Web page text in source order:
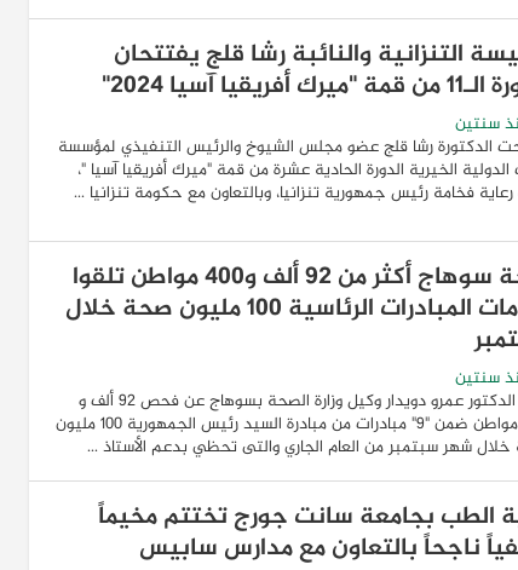
التنزانية والنائبة رشا قلج يفتتحان
"ميرك أفريقيا آسيا 2024"
سنتين
الدكتورة رشا قلج عضو مجلس الشيوخ والرئيس التنفيذي لمؤسسة
الخيرية الدورة الحادية عشرة من قمة "ميرك أفريقيا آسيا "،
فخامة رئيس جمهورية تنزانيا، وبالتعاون مع حكومة تنزانيا ...
صحة سوهاج أكثر من 92 ألف و400 مواطن تلقوا
خدمات المبادرات الرئاسية 100 مليون صحة خلال
سنتين
أعلن الدكتور عمرو دويدار وكيل وزارة الصحة بسوهاج عن فحص 92 ألف و
428 مواطن ضمن "9" مبادرات من مبادرة السيد رئيس الجمهورية 100 مليون
شهر سبتمبر من العام الجاري والتى تحظي بدعم الأستاذ ...
الطب بجامعة سانت جورج تختتم مخيماً
ناجحاً بالتعاون مع مدارس سابيس